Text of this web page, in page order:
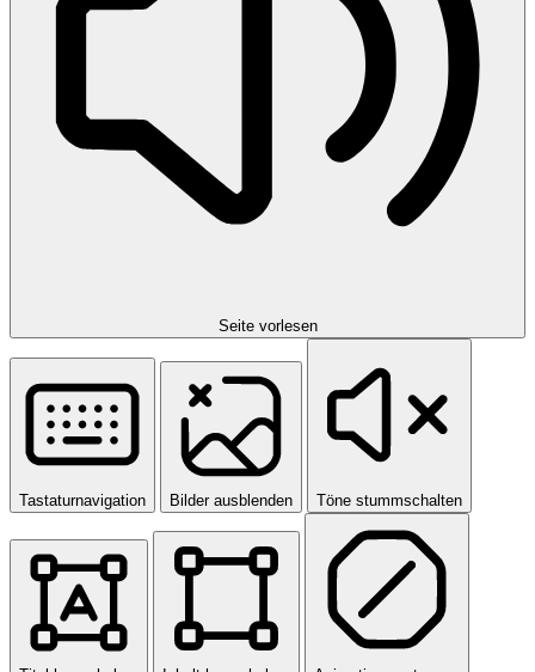
Seite vorlesen
Tastaturnavigation Bilder ausblenden Töne stummschalten